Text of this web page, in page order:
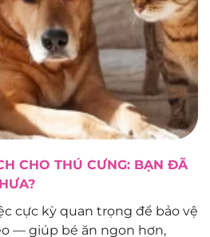
CHO THÚ CƯNG: BẠN ĐÃ
cực kỳ quan trọng để bảo vệ
— giúp bé ăn ngon hơn,